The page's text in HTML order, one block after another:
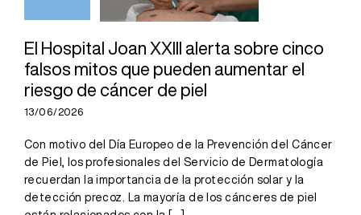
aumentar el
riesgo de
cáncer de piel
El Hospital Joan XXIII alerta sobre cinco
falsos mitos que pueden aumentar el
riesgo de cáncer de piel
13/06/2026
Con motivo del Día Europeo de la Prevención del Cáncer
de Piel, los profesionales del Servicio de Dermatología
recuerdan la importancia de la protección solar y la
detección precoz. La mayoría de los cánceres de piel